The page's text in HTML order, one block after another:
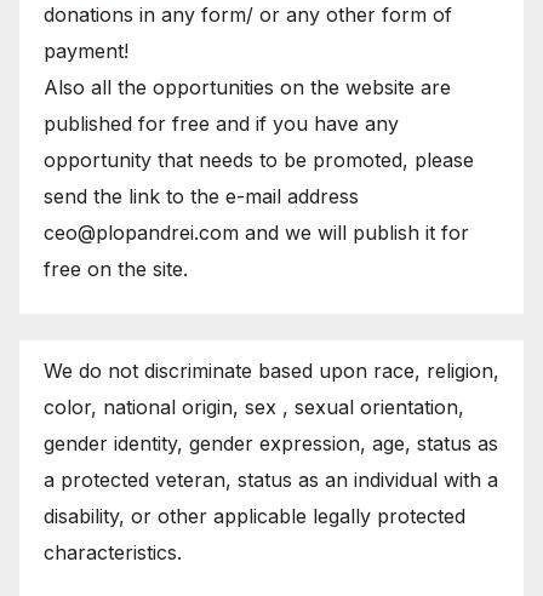
donations in any form/ or any other form of
payment!
Also all the opportunities on the website are
published for free and if you have any
opportunity that needs to be promoted, please
send the link to the e-mail address
ceo@plopandrei.com and we will publish it for
free on the site.
We do not discriminate based upon race, religion,
color, national origin, sex , sexual orientation,
gender identity, gender expression, age, status as
a protected veteran, status as an individual with a
disability, or other applicable legally protected
characteristics.